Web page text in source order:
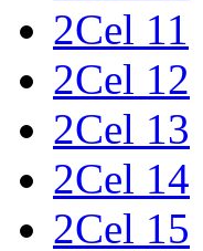
2Cel 11
2Cel 12
2Cel 13
2Cel 14
2Cel 15